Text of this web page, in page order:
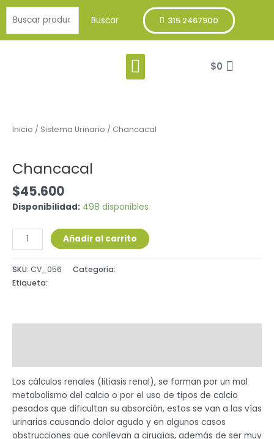
contenido
por:
Buscar 315 2467900
Menu $0
Inicio / Sistema Urinario / Chancacal
Chancacal
$45.600
Disponibilidad: 498 disponibles
Añadir al carrito
SKU: CV_056 Categoría:
Etiqueta:
Los cálculos renales (litiasis renal), se forman por un mal
metabolismo del calcio o por el uso de tipos de calcio
pesados que dificultan su absorción, estos se van a las vías
urinarias causando dolor agudo y en algunos casos
obstrucciones que conllevan a cirugías, además de ser muy